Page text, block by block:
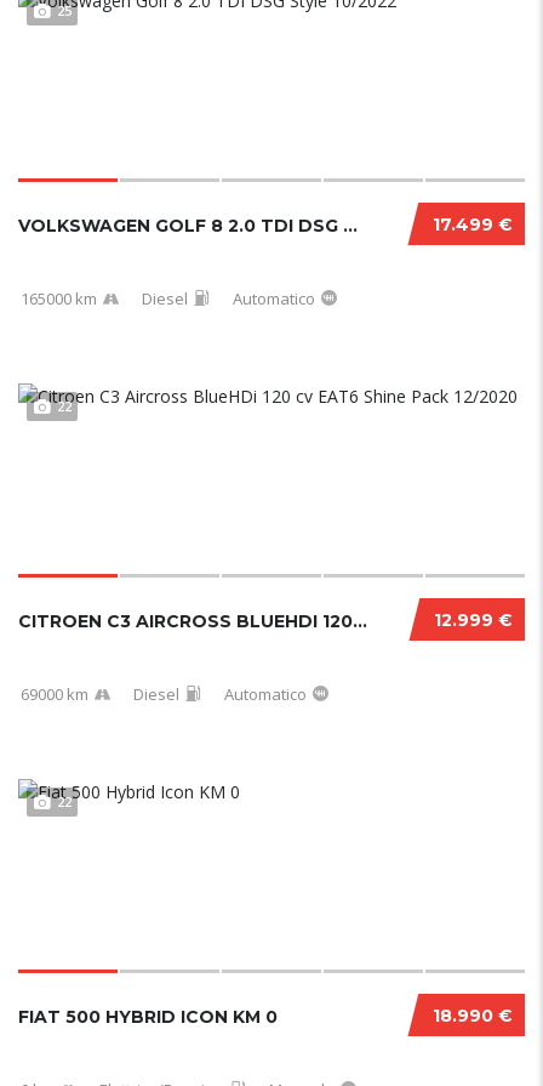
25
17.499 €
VOLKSWAGEN GOLF 8 2.0 TDI DSG STYLE 10/2022...
165000 km Diesel Automatico
22
12.999 €
CITROEN C3 AIRCROSS BLUEHDI 120 CV EAT6 SHIN...
69000 km Diesel Automatico
22
18.990 €
FIAT 500 HYBRID ICON KM 0